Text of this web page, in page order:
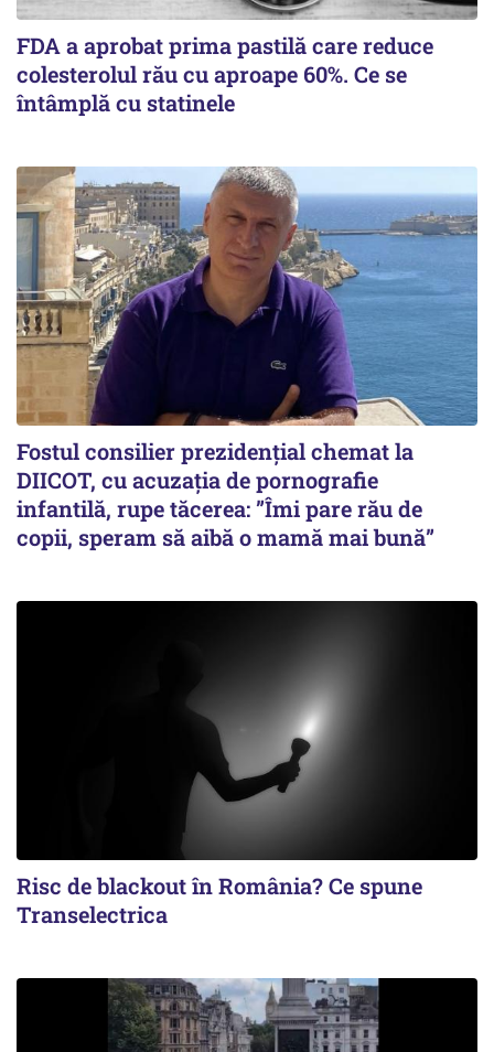
FDA a aprobat prima pastilă care reduce
colesterolul rău cu aproape 60%. Ce se
întâmplă cu statinele
Fostul consilier prezidențial chemat la
DIICOT, cu acuzația de pornografie
infantilă, rupe tăcerea: ”Îmi pare rău de
copii, speram să aibă o mamă mai bună”
Risc de blackout în România? Ce spune
Transelectrica